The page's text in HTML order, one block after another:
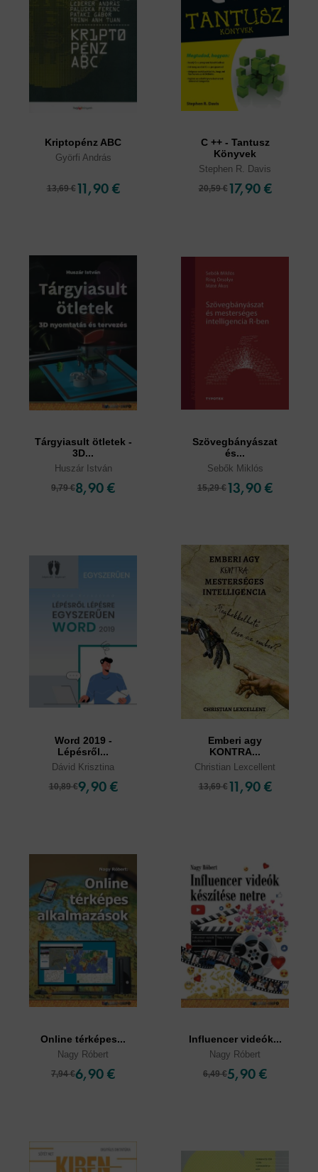
Kriptopénz ABC
Györfi András
13,69 € 11,90 €
C ++ - Tantusz
Könyvek
Stephen R. Davis
20,59 € 17,90 €
Tárgyiasult ötletek -
3D...
Huszár István
9,79 €8,90 €
Szövegbányászat
és...
Sebők Miklós
15,29 €13,90 €
Word 2019 -
Lépésről...
Dávid Krisztina
10,89 €9,90 €
Emberi agy
KONTRA...
Christian Lexcellent
13,69 € 11,90 €
Online térképes...
Nagy Róbert
7,94 €6,90 €
Influencer videók...
Nagy Róbert
6,49 €5,90 €